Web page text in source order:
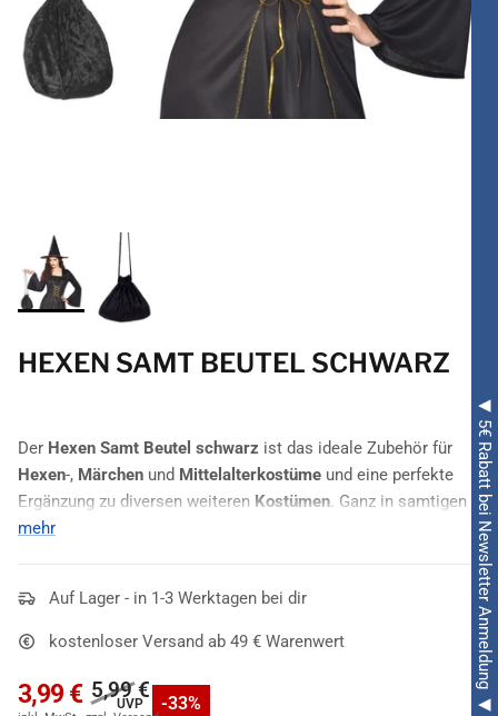
◀ 5€ Rabatt bei Newsletter Anmeldung ◀
HEXEN SAMT BEUTEL SCHWARZ
Der Hexen Samt Beutel schwarz ist das ideale Zubehör für
Hexen-, Märchen und Mittelalterkostüme und eine perfekte
Ergänzung zu diversen weiteren Kostümen. Ganz in samtigen
schwarz und in edlem, schlichten Design gehalten.
mehr
Auf Lager - in 1-3 Werktagen bei dir
kostenloser Versand ab 49 € Warenwert
3,99 € 5,99 € -33%